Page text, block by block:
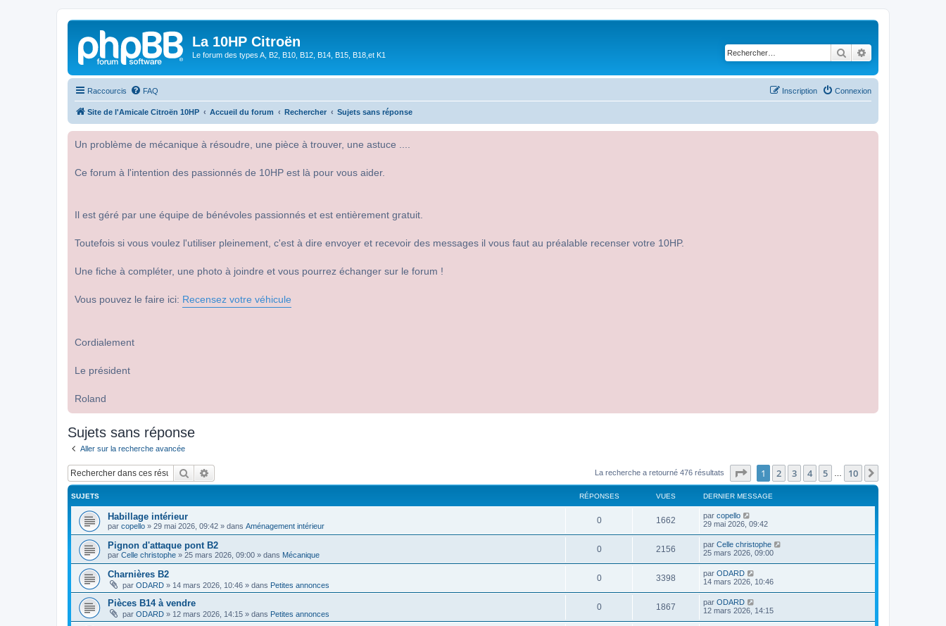
La 10HP Citroën
Le forum des types A, B2, B10, B12, B14, B15, B18,et K1 Rechercher
Raccourcis FAQ Connexion
Inscription
Site de l'Amicale Citroën 10HP Accueil du forum Rechercher Sujets sans réponse
Un problème de mécanique à résoudre, une pièce à trouver, une astuce ....
Ce forum à l'intention des passionnés de 10HP est là pour vous aider.
Il est géré par une équipe de bénévoles passionnés et est entièrement gratuit.
Toutefois si vous voulez l'utiliser pleinement, c'est à dire envoyer et recevoir des messages il vous faut au préalable recenser votre 10HP.
Une fiche à compléter, une photo à joindre et vous pourrez échanger sur le forum !
Vous pouvez le faire ici: Recensez votre véhicule
Cordialement
Le président
Roland
Sujets sans réponse
Aller sur la recherche avancée
Rechercher La recherche a retourné 476 résultats Page sur10
1 2 3 4 5 10
SUJETS RÉPONSES VUES DERNIER MESSAGE
Habillage intérieur
par copello » 29 mai 2026, 09:42 » dans Aménagement intérieur
0 1662 par copello
29 mai 2026, 09:42
Pignon d'attaque pont B2
par Celle christophe » 25 mars 2026, 09:00 » dans Mécanique
0 2156 par Celle christophe
25 mars 2026, 09:00
Charnières B2
par ODARD » 14 mars 2026, 10:46 » dans Petites annonces
0 3398 par ODARD
14 mars 2026, 10:46
Pièces B14 à vendre
par ODARD » 12 mars 2026, 14:15 » dans Petites annonces
0 1867 par ODARD
12 mars 2026, 14:15